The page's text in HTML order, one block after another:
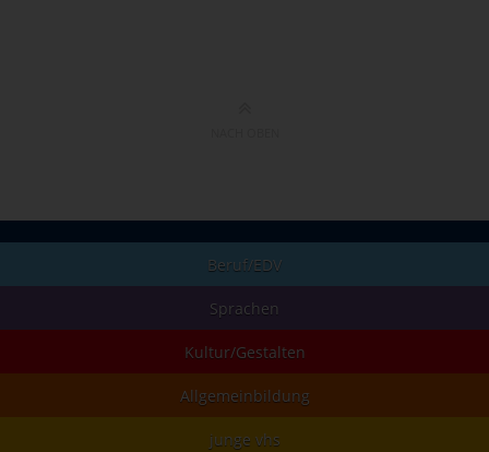
Beruf/EDV
Sprachen
Kultur/Gestalten
Allgemeinbildung
junge vhs